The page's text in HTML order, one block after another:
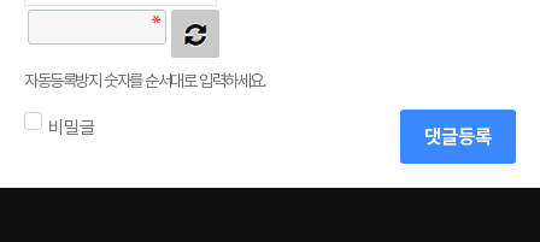
자동등록방지 숫자를 순서대로 입력하세요.
비밀글 댓글등록